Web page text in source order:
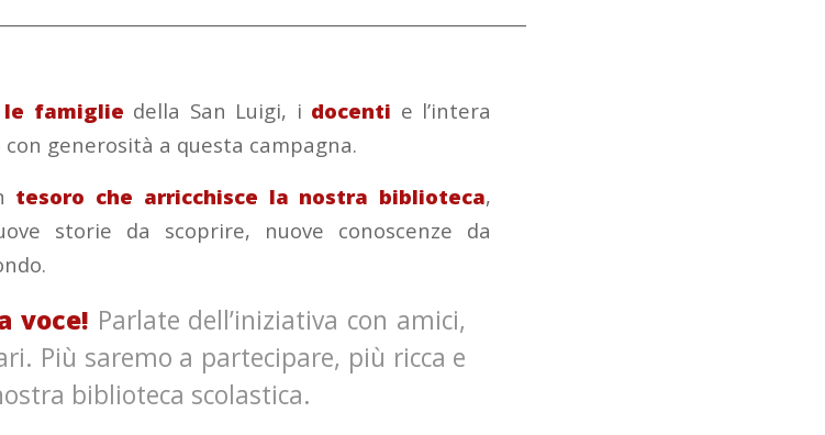
famiglie della San Luigi, i docenti e l’intera
generosità a questa campagna.
tesoro che arricchisce la nostra biblioteca,
storie da scoprire, nuove conoscenze da
voce! Parlate dell’iniziativa con amici,
Più saremo a partecipare, più ricca e
biblioteca scolastica.